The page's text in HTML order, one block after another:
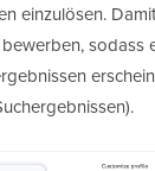
einzulösen.
sodass